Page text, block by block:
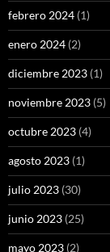
febrero 2024 (1)
enero 2024 (2)
diciembre 2023 (1)
noviembre 2023 (5)
octubre 2023 (4)
agosto 2023 (1)
julio 2023 (30)
junio 2023 (25)
mayo 2023 (2)